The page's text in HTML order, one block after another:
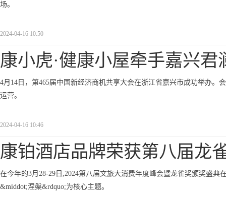
场。
2024-04-16 10:50
康小虎·健康小屋牵手嘉兴君
4月14日，第465届中国新经济商机共享大会在浙江省嘉兴市成功举办
运营。
2024-04-16 10:46
康铂酒店品牌荣获第八届龙
在今年的3月28-29日,2024第八届文旅大消费年度峰会暨龙雀奖颁奖盛
&middot;涅槃&rdquo;为核心主题。